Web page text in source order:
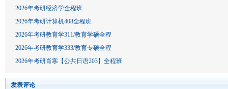
2026年考研经济学全程班
2026年考研计算机408全程班
2026年考研教育学311/教育学硕全程
2026年考研教育学333/教育专硕全程
2026年考研肖寒【公共日语203】全程班
发表评论